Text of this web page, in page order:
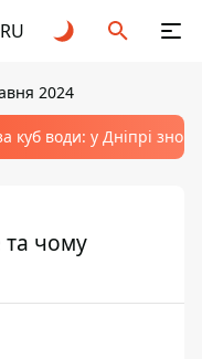
RU
2024
куб води: у Дніпрі
чому